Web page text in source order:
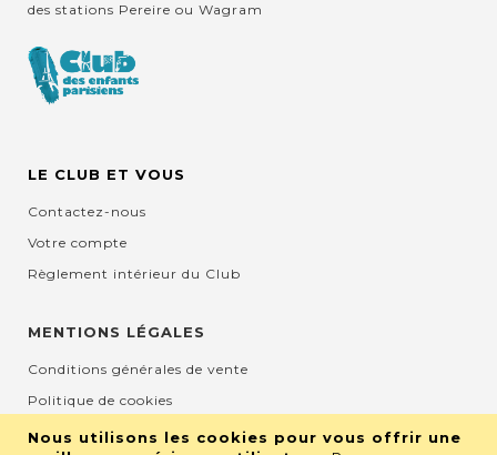
Nous utilisons les cookies pour vous offrir une
des stations Pereire ou Wagram
LE CLUB ET VOUS
Contactez-nous
Votre compte
Règlement intérieur du Club
MENTIONS LÉGALES
Conditions générales de vente
Politique de cookies
Mentions légales et CGU